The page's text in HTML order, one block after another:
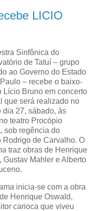
LICIO
Sinfônica do
de Tatuí – grupo
ao Governo do Estado
– recebe o baixo-
Lício Bruno em concerto
que será realizado no
dia 27, sábado, às
teatro Procópio
sob regência do
Rodrigo de Carvalho. O
traz obras de Henrique
Gustav Mahler e Alberto
inicia-se com a obra
Henrique Oswald,
carioca que viveu